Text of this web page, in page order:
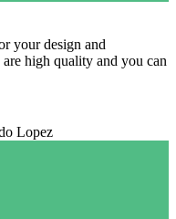
your design and
high quality and you can
Lopez